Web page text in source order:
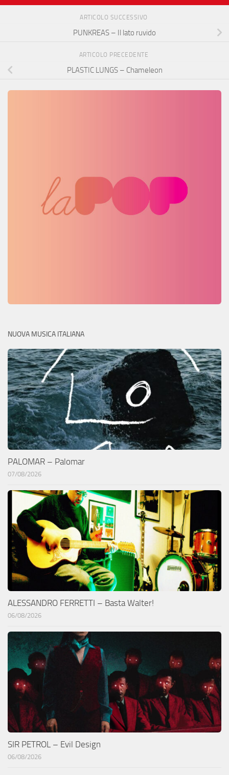
ARTICOLO SUCCESSIVO
PUNKREAS – Il lato ruvido
ARTICOLO PRECEDENTE
PLASTIC LUNGS – Chameleon
NUOVA MUSICA ITALIANA
PALOMAR – Palomar
07/08/2026
ALESSANDRO FERRETTI – Basta Walter!
06/08/2026
SIR PETROL – Evil Design
06/08/2026